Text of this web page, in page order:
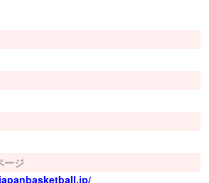
ージ